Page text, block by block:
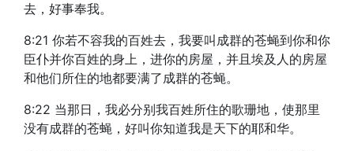
去，好事奉我。
8:21 你若不容我的百姓去，我要叫成群的苍蝇到你和你
臣仆并你百姓的身上，进你的房屋，并且埃及人的房屋
和他们所住的地都要满了成群的苍蝇。
8:22 当那日，我必分别我百姓所住的歌珊地，使那里
没有成群的苍蝇，好叫你知道我是天下的耶和华。